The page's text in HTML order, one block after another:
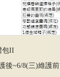
包II
後~6/8(三)維護前